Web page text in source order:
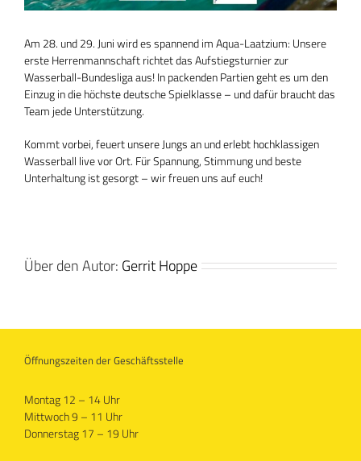
Am 28. und 29. Juni wird es spannend im Aqua-Laatzium: Unsere
erste Herrenmannschaft richtet das Aufstiegsturnier zur
Wasserball-Bundesliga aus! In packenden Partien geht es um den
Einzug in die höchste deutsche Spielklasse – und dafür braucht das
Team jede Unterstützung.
Kommt vorbei, feuert unsere Jungs an und erlebt hochklassigen
Wasserball live vor Ort. Für Spannung, Stimmung und beste
Unterhaltung ist gesorgt – wir freuen uns auf euch!
Über den Autor: Gerrit Hoppe
Öffnungszeiten der Geschäftsstelle
Montag 12 – 14 Uhr
Mittwoch 9 – 11 Uhr
Donnerstag 17 – 19 Uhr